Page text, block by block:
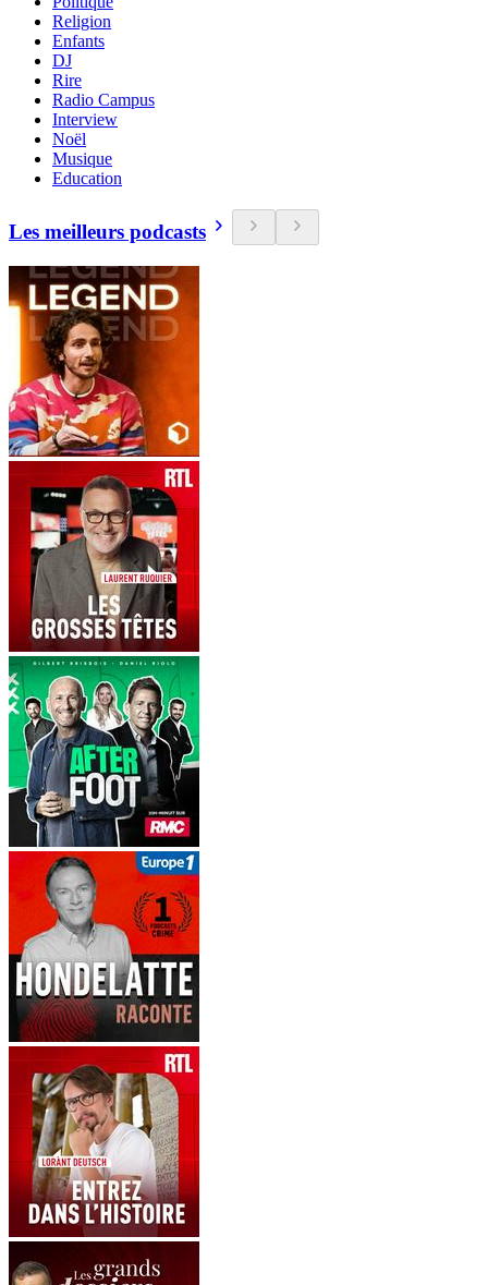
Religion
Enfants
DJ
Rire
Radio Campus
Interview
Noël
Musique
Education
Les meilleurs podcasts